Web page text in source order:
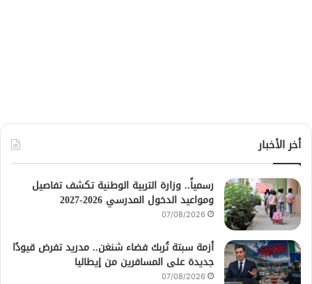
أخر الأخبار
رسمياً.. وزارة التربية الوطنية تكشف تفاصيل
ومواعيد الدخول المدرسي 2026-2027
07/08/2026
أزمة سبتة تُربك فضاء شنغن.. مدريد تفرض قيودًا
جديدة على المسافرين من إيطاليا
07/08/2026